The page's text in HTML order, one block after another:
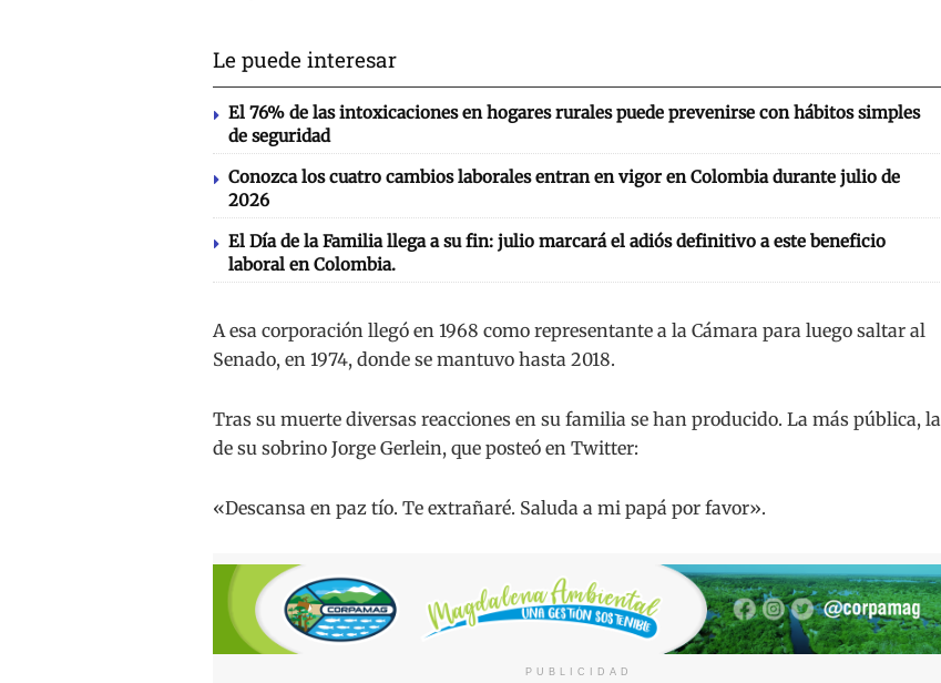
Le puede interesar
El 76% de las intoxicaciones en hogares rurales puede prevenirse con hábitos simples
de seguridad
Conozca los cuatro cambios laborales entran en vigor en Colombia durante julio de
2026
El Día de la Familia llega a su fin: julio marcará el adiós definitivo a este beneficio
laboral en Colombia.
A esa corporación llegó en 1968 como representante a la Cámara para luego saltar al
Senado, en 1974, donde se mantuvo hasta 2018.
Tras su muerte diversas reacciones en su familia se han producido. La más pública, la
de su sobrino Jorge Gerlein, que posteó en Twitter:
«Descansa en paz tío. Te extrañaré. Saluda a mi papá por favor».
PUBLICIDAD